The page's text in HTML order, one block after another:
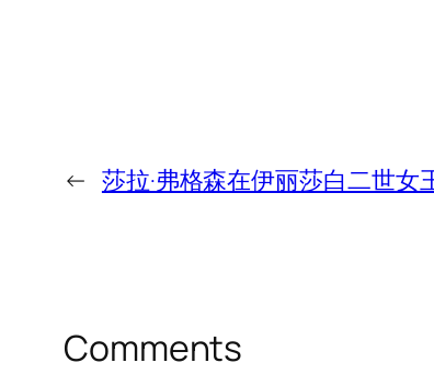
← 莎拉·弗格森在伊丽莎白二世女
Comments